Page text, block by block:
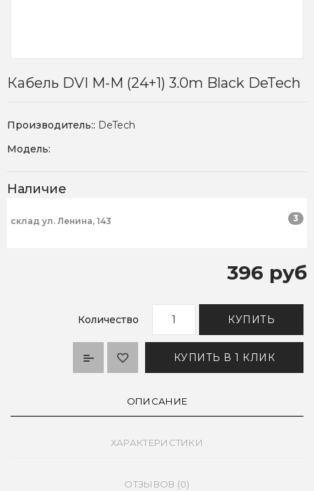
Кабель DVI M-M (24+1) 3.0m Black DeTech
Производитель:: DeTech
Модель:
Наличие
склад ул. Ленина, 143 3
396 руб
Количество КУПИТЬ
КУПИТЬ В 1 КЛИК
ОПИСАНИЕ
ХАРАКТЕРИСТИКИ
ОТЗЫВОВ (0)